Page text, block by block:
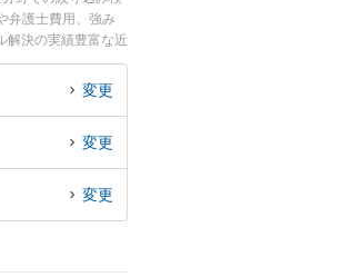
弁護士費用、強み
解決の実績豊富な近
です。
変更
変更
変更